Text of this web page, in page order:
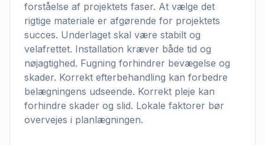
forståelse af projektets faser. At vælge det
rigtige materiale er afgørende for projektets
succes. Underlaget skal være stabilt og
velafrettet. Installation kræver både tid og
nøjagtighed. Fugning forhindrer bevægelse og
skader. Korrekt efterbehandling kan forbedre
belægningens udseende. Korrekt pleje kan
forhindre skader og slid. Lokale faktorer bør
overvejes i planlægningen.